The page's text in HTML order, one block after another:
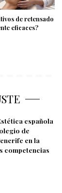
de retensado
eficaces?
española
de
en la
competencias